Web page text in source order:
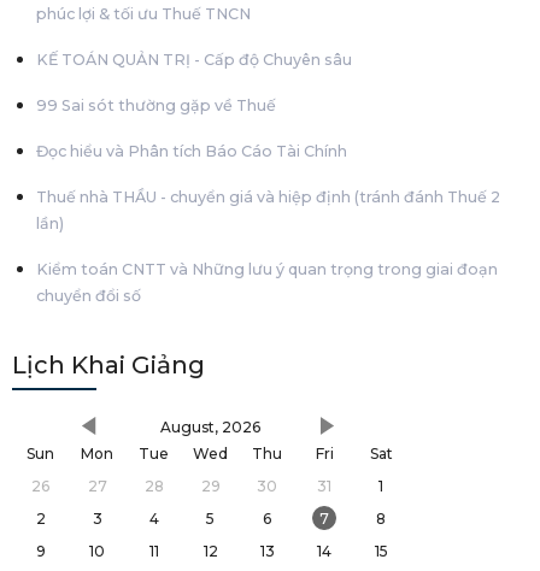
phúc lợi & tối ưu Thuế TNCN
KẾ TOÁN QUẢN TRỊ - Cấp độ Chuyên sâu
99 Sai sót thường gặp về Thuế
Đọc hiểu và Phân tích Báo Cáo Tài Chính
Thuế nhà THẦU - chuyển giá và hiệp định (tránh đánh Thuế 2
lần)
Kiểm toán CNTT và Những lưu ý quan trọng trong giai đoạn
chuyển đổi số
Lịch Khai Giảng
August, 2026
Sun
Mon Tue Wed Thu Fri
Sat
26
27 28 29 30 31
1
2
3 4 5 6 7
8
9
10 11 12 13 14
15